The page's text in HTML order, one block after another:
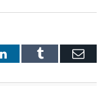
LinkedInTumblr E-